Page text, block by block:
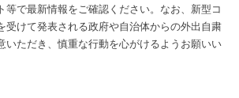
等で最新情報をご確認ください。なお、新型コ
受けて発表される政府や自治体からの外出自粛
いただき、慎重な行動を心がけるようお願いい